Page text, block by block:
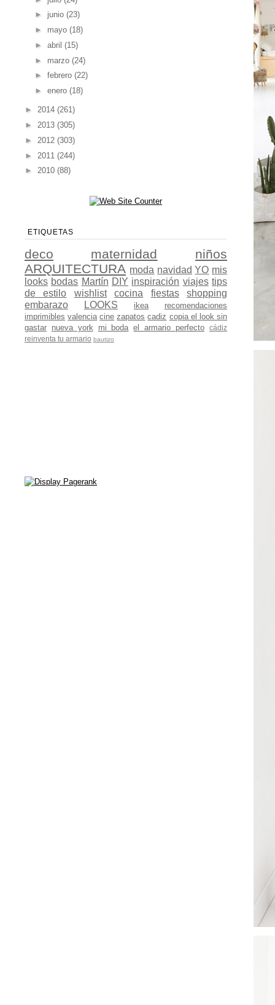
► junio (23)
► mayo (18)
► abril (15)
► marzo (24)
► febrero (22)
► enero (18)
► 2014 (261)
► 2013 (305)
► 2012 (303)
► 2011 (244)
► 2010 (88)
ETIQUETAS
deco maternidad
niños
ARQUITECTURA moda navidad YO mis
looks bodas Martín DIY inspiración viajes tips
de estilo
wishlist cocina fiestas
shopping
embarazo
LOOKS ikea
recomendaciones
imprimibles valencia cine zapatos cadiz copia el look sin
gastar nueva york mi boda el armario perfecto
cádiz
reinventa tu armario bautizo